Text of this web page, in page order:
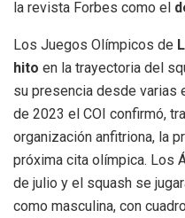
la revista Forbes como el
Los Juegos Olímpicos de
hito en la trayectoria del
su presencia desde varias
de 2023 el COI confirmó,
organización anfitriona, la
próxima cita olímpica. Los
de julio y el squash se
como masculina, con